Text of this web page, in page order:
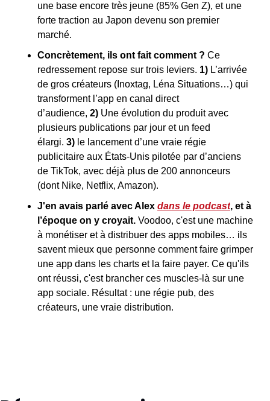
une base encore très jeune (85% Gen Z), et une
forte traction au Japon devenu son premier
marché.
Concrètement, ils ont fait comment ? Ce
redressement repose sur trois leviers. 1) L’arrivée
de gros créateurs (Inoxtag, Léna Situations…) qui
transforment l’app en canal direct
d’audience, 2) Une évolution du produit avec
plusieurs publications par jour et un feed
élargi. 3) le lancement d’une vraie régie
publicitaire aux États-Unis pilotée par d’anciens
de TikTok, avec déjà plus de 200 annonceurs
(dont Nike, Netflix, Amazon).
J'en avais parlé avec Alex dans le podcast, et à
l’époque on y croyait. Voodoo, c'est une machine
à monétiser et à distribuer des apps mobiles… ils
savent mieux que personne comment faire grimper
une app dans les charts et la faire payer. Ce qu'ils
ont réussi, c'est brancher ces muscles-là sur une
app sociale. Résultat : une régie pub, des
créateurs, une vraie distribution.